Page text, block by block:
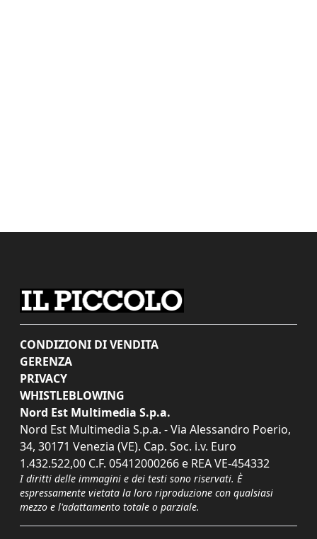
CONDIZIONI DI VENDITA
GERENZA
PRIVACY
WHISTLEBLOWING
Nord Est Multimedia S.p.a.
Nord Est Multimedia S.p.a. - Via Alessandro Poerio,
34, 30171 Venezia (VE). Cap. Soc. i.v. Euro
1.432.522,00 C.F. 05412000266 e REA VE-454332
I diritti delle immagini e dei testi sono riservati. È
espressamente vietata la loro riproduzione con qualsiasi
mezzo e l'adattamento totale o parziale.